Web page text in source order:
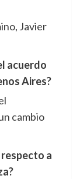
Javier
acuerdo
Aires?
cambio
a